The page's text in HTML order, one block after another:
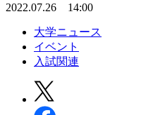
2022.07.26 14:00
大学ニュース
イベント
入試関連